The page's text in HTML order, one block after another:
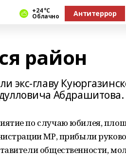
+24 °С
Облачно Антитеррор
район
экс-главу
Абдрашитова.
по случаю юбилея,
МР, прибыли
общественности,